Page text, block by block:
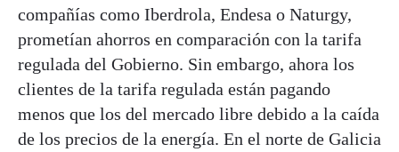
compañías como Iberdrola, Endesa o Naturgy,
prometían ahorros en comparación con la tarifa
regulada del Gobierno. Sin embargo, ahora los
clientes de la tarifa regulada están pagando
menos que los del mercado libre debido a la caída
de los precios de la energía. En el norte de Galicia